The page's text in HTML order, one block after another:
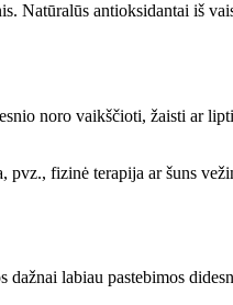
Natūralūs antioksidantai iš
noro vaikščioti, žaisti ar
pvz., fizinė terapija ar šuns
labiau pastebimos